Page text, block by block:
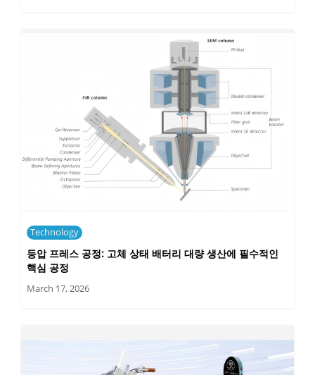
Technology
등압 프레스 공정: 고체 상태 배터리 대량 생산에 필수적인
핵심 공정
March 17, 2026